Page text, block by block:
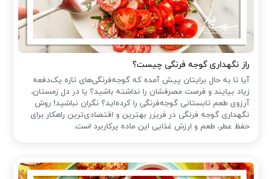
راز نگهداری گوجه فرنگی چیست؟
آیا تا به حال برایتان پیش آمده که گوجه‌فرنگی‌های تازه یک‌دفعه
زیاد بیایند و فرصت مصرفشان را نداشته باشید؟ یا در دل زمستان،
آرزوی طعم تابستانی گوجه‌فرنگی را کرده‌اید؟ نگران نباشید! روش
نگهداری گوجه فرنگی در فریزر بهترین و اقتصادی‌ترین راهکار برای
حفظ عطر، طعم و ارزش غذایی این ماده پرکاربرد است.